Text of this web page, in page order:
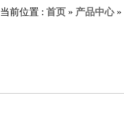
当前位置 : 首页 » 产品中心»